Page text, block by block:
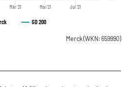
GD 200
Mär '21 Mai '21 Jul '21
Merck(WKN: 659990)